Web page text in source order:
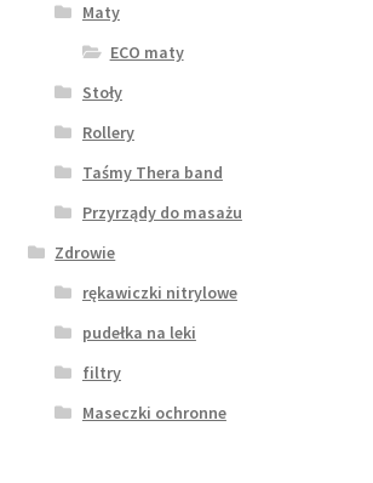
Maty
ECO maty
Stoły
Rollery
Taśmy Thera band
Przyrządy do masażu
Zdrowie
rękawiczki nitrylowe
pudełka na leki
filtry
Maseczki ochronne